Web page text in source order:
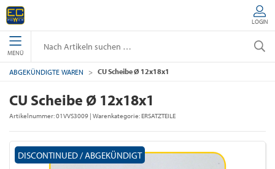
LOGIN
MENÜ
ABGEKÜNDIGTE WAREN CU Scheibe Ø 12x18x1
CU Scheibe Ø 12x18x1
Artikelnummer:01VVS3009 | Warenkategorie:ERSATZTEILE
DISCONTINUED / ABGEKÜNDIGT